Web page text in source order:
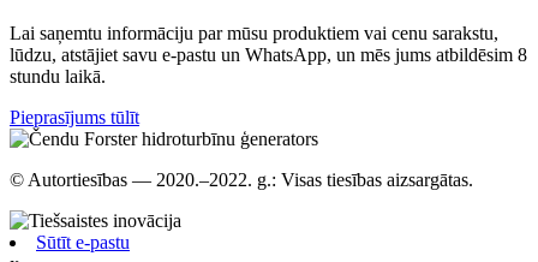
Lai saņemtu informāciju par mūsu produktiem vai cenu sarakstu,
lūdzu, atstājiet savu e-pastu un WhatsApp, un mēs jums atbildēsim 8
stundu laikā.
Pieprasījums tūlīt
© Autortiesības — 2020.–2022. g.: Visas tiesības aizsargātas.
Sūtīt e-pastu